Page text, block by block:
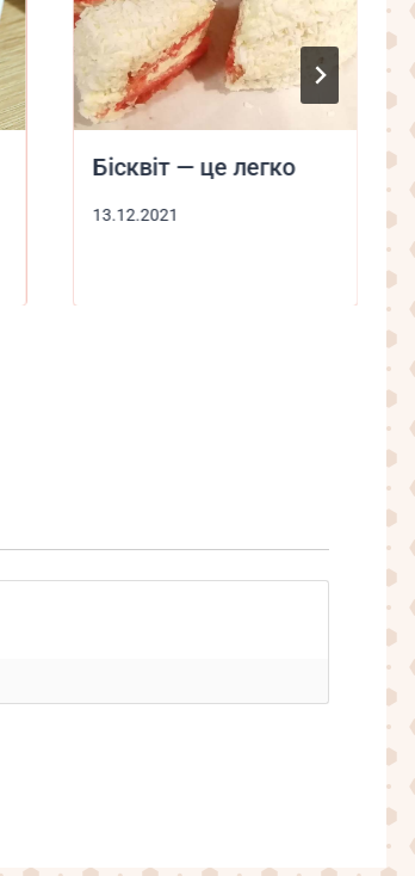
Бісквіт — це легко
13.12.2021